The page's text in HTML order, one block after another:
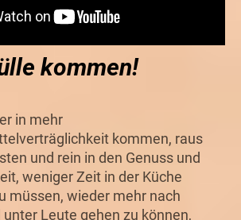
kommen!
in mehr
kommen, raus
und rein in den Genuss und
weniger Zeit in der Küche
müssen, wieder mehr nach
Leute gehen zu können,